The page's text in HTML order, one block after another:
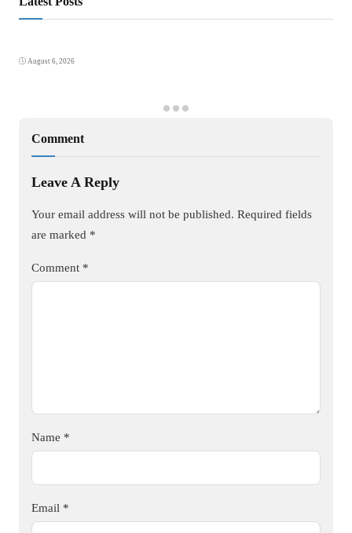
August 6, 2026
Comment
Leave A Reply
Your email address will not be published. Required fields
are marked *
Comment *
Name *
Email *